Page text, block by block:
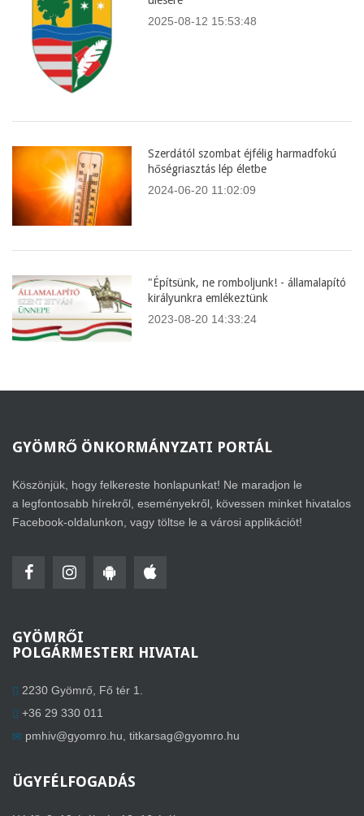
2025-08-12 15:53:48
Szerdától szombat éjfélig harmadfokú
hőségriasztás lép életbe
2024-06-20 11:02:09
"Építsünk, ne romboljunk! - államalapító
királyunkra emlékeztünk
2023-08-20 14:33:24
GYÖMRŐ ÖNKORMÁNYZATI PORTÁL
Köszönjük, hogy felkereste honlapunkat! Ne maradjon le
a legfontosabb hírekről, eseményekről, kövessen minket hivatalos
Facebook-oldalunkon, vagy töltse le a városi applikációt!
GYÖMRŐI
POLGÁRMESTERI HIVATAL
2230 Gyömrő, Fő tér 1.
+36 29 330 011
pmhiv@gyomro.hu titkarsag@gyomro.hu
ÜGYFÉLFOGADÁS